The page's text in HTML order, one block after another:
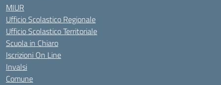
MIUR
Ufficio Scolastico Regionale
Ufficio Scolastico Territoriale
Scuola in Chiaro
Iscrizioni On Line
Invalsi
Comune